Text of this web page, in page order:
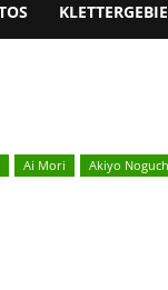
Ai Mori Akiyo